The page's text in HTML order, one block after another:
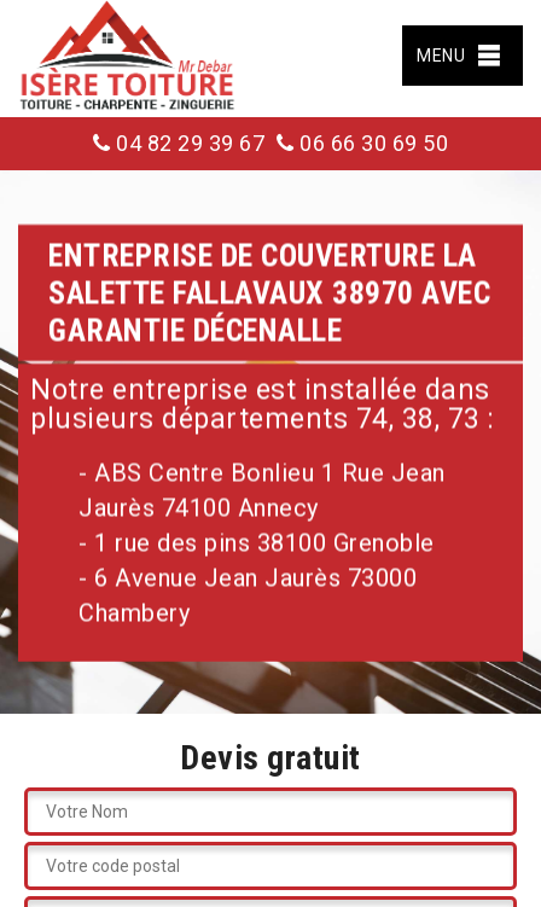
MENU
04 82 29 39 67 06 66 30 69 50
ENTREPRISE DE COUVERTURE LA
SALETTE FALLAVAUX 38970 AVEC
GARANTIE DÉCENALLE
Notre entreprise est installée dans
plusieurs départements 74, 38, 73 :
- ABS Centre Bonlieu 1 Rue Jean
Jaurès 74100 Annecy
- 1 rue des pins 38100 Grenoble
- 6 Avenue Jean Jaurès 73000
Chambery
Devis gratuit